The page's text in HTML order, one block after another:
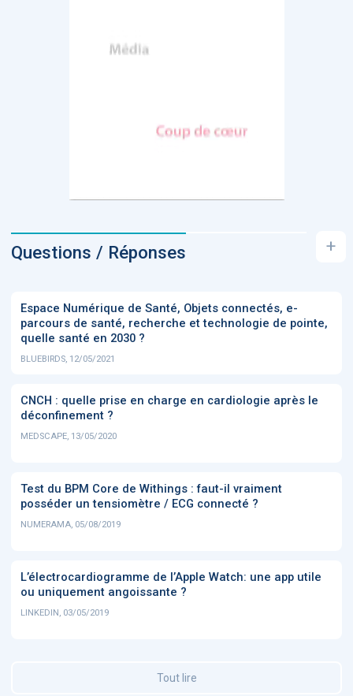
Questions / Réponses +
Espace Numérique de Santé, Objets connectés, e-
parcours de santé, recherche et technologie de pointe,
quelle santé en 2030 ?
BLUEBIRDS, 12/05/2021
CNCH : quelle prise en charge en cardiologie après le
déconfinement ?
MEDSCAPE, 13/05/2020
Test du BPM Core de Withings : faut-il vraiment
posséder un tensiomètre / ECG connecté ?
NUMERAMA, 05/08/2019
L’électrocardiogramme de l’Apple Watch: une app utile
ou uniquement angoissante ?
LINKEDIN, 03/05/2019
Tout lire